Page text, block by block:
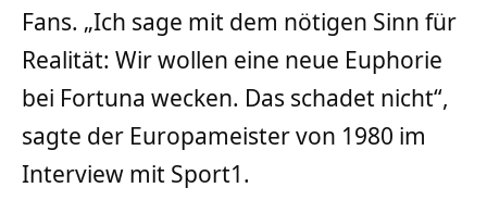
Fans. „Ich sage mit dem nötigen Sinn für
Realität: Wir wollen eine neue Euphorie
bei Fortuna wecken. Das schadet nicht“,
sagte der Europameister von 1980 im
Interview mit Sport1.